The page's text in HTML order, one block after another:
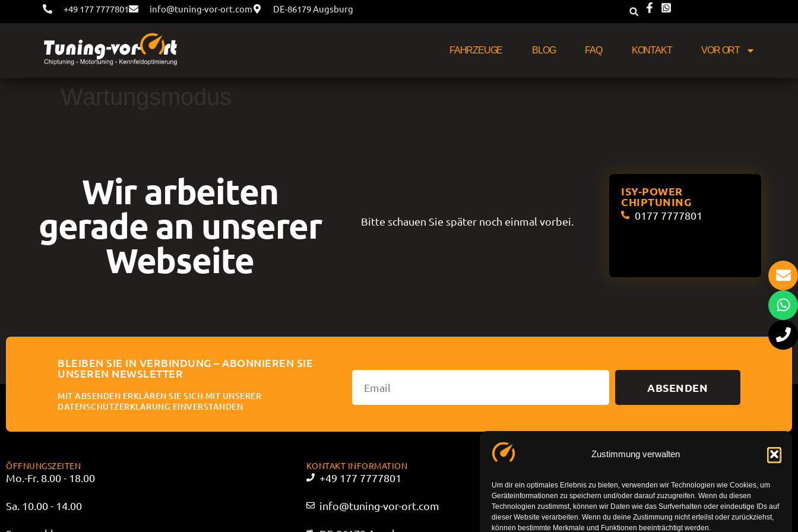
Zustimmung verwalten
Um dir ein optimales Erlebnis zu bieten, verwenden wir Technologien wie Cookies, um
Geräteinformationen zu speichern und/oder darauf zuzugreifen. Wenn du diesen
Technologien zustimmst, können wir Daten wie das Surfverhalten oder eindeutige IDs auf
dieser Website verarbeiten. Wenn du deine Zustimmung nicht erteilst oder zurückziehst,
können bestimmte Merkmale und Funktionen beeinträchtigt werden.
+49 177 7777801 info@tuning-vor-ort.com DE-86179 Augsburg
FAHRZEUGE BLOG FAQ KONTAKT VOR ORT
Wartungsmodus
Wir arbeiten
gerade an unserer
Webseite
Bitte schauen Sie später noch einmal vorbei.
ISY-POWER
CHIPTUNING
0177 7777801
BLEIBEN SIE IN VERBINDUNG – ABONNIEREN SIE
UNSEREN NEWSLETTER
MIT ABSENDEN ERKLÄREN SIE SICH MIT UNSERER
DATENSCHUTZERKLÄRUNG EINVERSTANDEN
ABSENDEN
ÖFFNUNGSZEITEN
Mo.-Fr. 8.00 - 18.00
Sa. 10.00 - 14.00
KONTAKT INFORMATION
+49 177 7777801
info@tuning-vor-ort.com